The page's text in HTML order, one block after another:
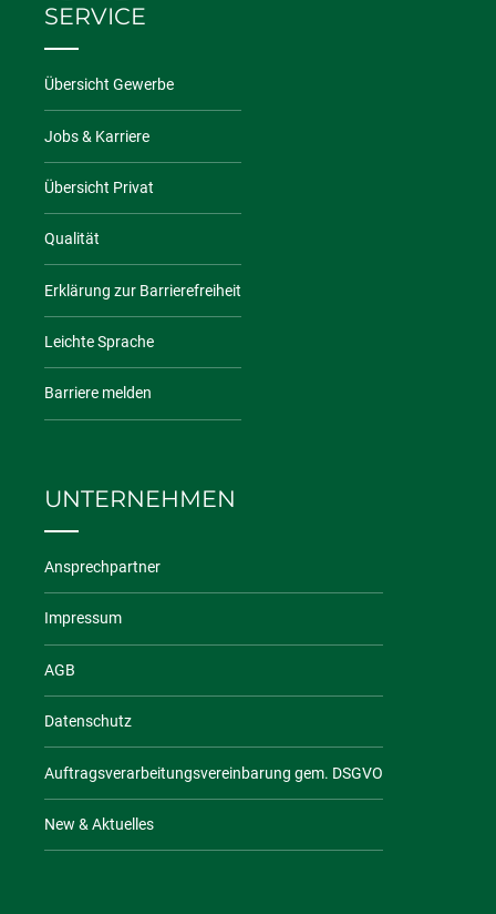
SERVICE
Übersicht Gewerbe
Jobs & Karriere
Übersicht Privat
Qualität
Erklärung zur Barrierefreiheit
Leichte Sprache
Barriere melden
UNTERNEHMEN
Ansprechpartner
Impressum
AGB
Datenschutz
Auftragsverarbeitungsvereinbarung gem. DSGVO
New & Aktuelles